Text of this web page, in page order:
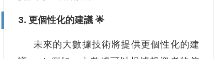
3. 更個性化的建議 🌟
未來的大數據技術將提供更個性化的建